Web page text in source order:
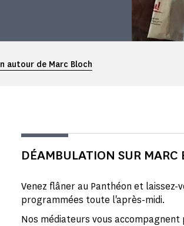
autour de Marc Bloch
DÉAMBULATION SUR MARC
Venez flâner au Panthéon et
programmées toute l'après-midi.
Nos médiateurs vous